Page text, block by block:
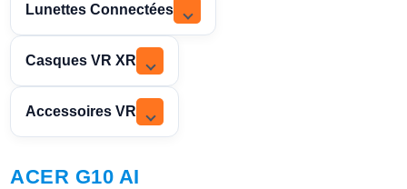
Lunettes Connectées
Casques VR XR
Accessoires VR
ACER G10 AI